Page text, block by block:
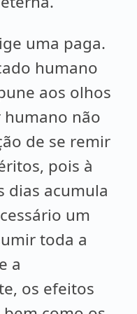
uma paga.
humano
aos olhos
humano não
de se remir
pois à
dias acumula
um
toda a
a
os efeitos